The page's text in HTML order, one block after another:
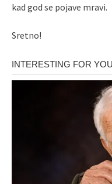
kad god se pojave mravi.
Sretno!